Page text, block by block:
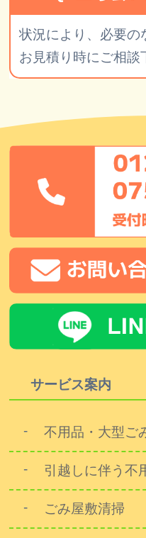
状況により、必要の
お見積り時にご相談
サービス案内
不用品・大型ご
引越しに伴う不
ごみ屋敷清掃